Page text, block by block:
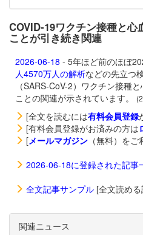
COVID-19ワクチン接種と
ことが引き続き関連
2026-06-18 - 5年ほど前のほぼ
人4570万人の解析などの先立つ
（SARS-CoV-2）ワクチン接種
ことの関連が示されています。
[全文を読むには有料会員登録
[有料会員登録がお済みの方は
[メールマガジン （無料）を
2026-06-18に登録された記事
全文記事サンプル [全文読め
関連ニュース